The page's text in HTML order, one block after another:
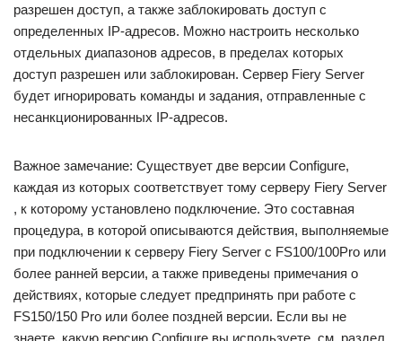
разрешен доступ, а также заблокировать доступ с
определенных IP-адресов. Можно настроить несколько
отдельных диапазонов адресов, в пределах которых
доступ разрешен или заблокирован. Сервер Fiery Server
будет игнорировать команды и задания, отправленные с
несанкционированных IP-адресов.
Важное замечание: Существует две версии Configure,
каждая из которых соответствует тому серверу Fiery Server
, к которому установлено подключение. Это составная
процедура, в которой описываются действия, выполняемые
при подключении к серверу Fiery Server с FS100/100Pro или
более ранней версии, а также приведены примечания о
действиях, которые следует предпринять при работе с
FS150/150 Pro или более поздней версии. Если вы не
знаете, какую версию Configure вы используете, см. раздел